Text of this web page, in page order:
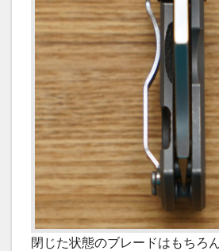
閉じた状態のブレードはもちろ